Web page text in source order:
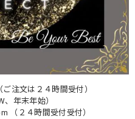
注文は２４時間受付）
、年末年始）
（２４時間受付受付）